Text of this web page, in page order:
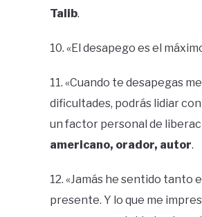
Talib.
10. «El desapego es el
11. «Cuando te desapegas
dificultades, podrás lidiar
un factor personal de
americano, orador, autor.
12. «Jamás he sentido tanto
presente. Y lo que me